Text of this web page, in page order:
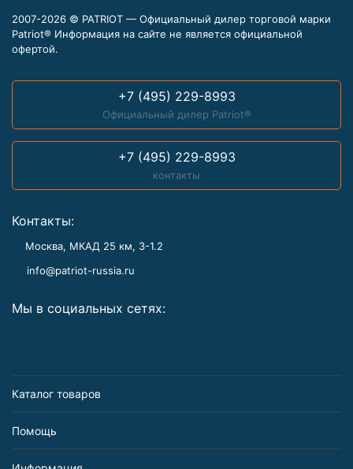
2007-2026 © PATRIOT — Официальный дилер торговой марки
Patriot® Информация на сайте не является официальной
офертой.
+7 (495) 229-8993
Официальный дилер Patriot®
+7 (495) 229-8993
контакты
Контакты:
Москва, МКАД 25 км, З-1.2
info@patriot-russia.ru
Мы в социальных сетях:
Каталог товаров
Помощь